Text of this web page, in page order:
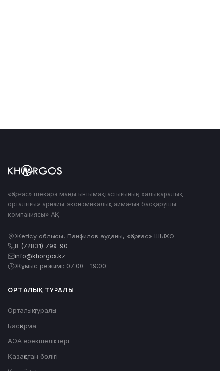
«Қорғас» шекара маңы ынтымақтастығының халықаралық
орталығы» арнайы экономикалық аймағын басқарушы
компаниясы» АҚ.
Жетісу облысы, Панфилов ауданы, «Қорғас» ШЫХО
8 (72831) 799-90
info@khorgos.kz
Жұмыс режимі: 07:00 – 19:00
ОРТАЛЫҚ ТУРАЛЫ
Орталық туралы
Басқарма
АЭА ерекшеліктері
Қазақстан бөлігі